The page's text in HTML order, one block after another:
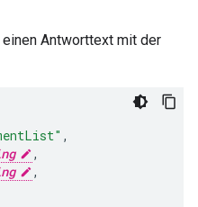
Antworttext mit der
,
,
,